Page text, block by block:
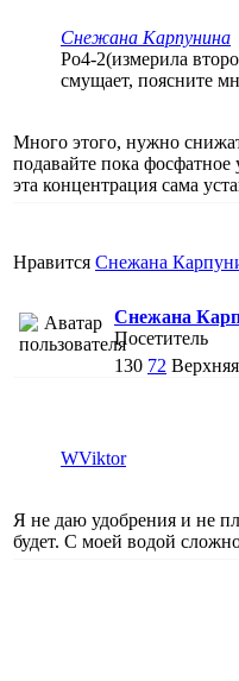
Снежана Карпунина
Po4-2(измерила
смущает, поясните
Много этого, нужно
подавайте пока фосфатное
эта концентрация сама
Нравится Снежана
Снежана
Посетитель
130 72
WViktor
Я не даю удобрения и не
будет. С моей водой